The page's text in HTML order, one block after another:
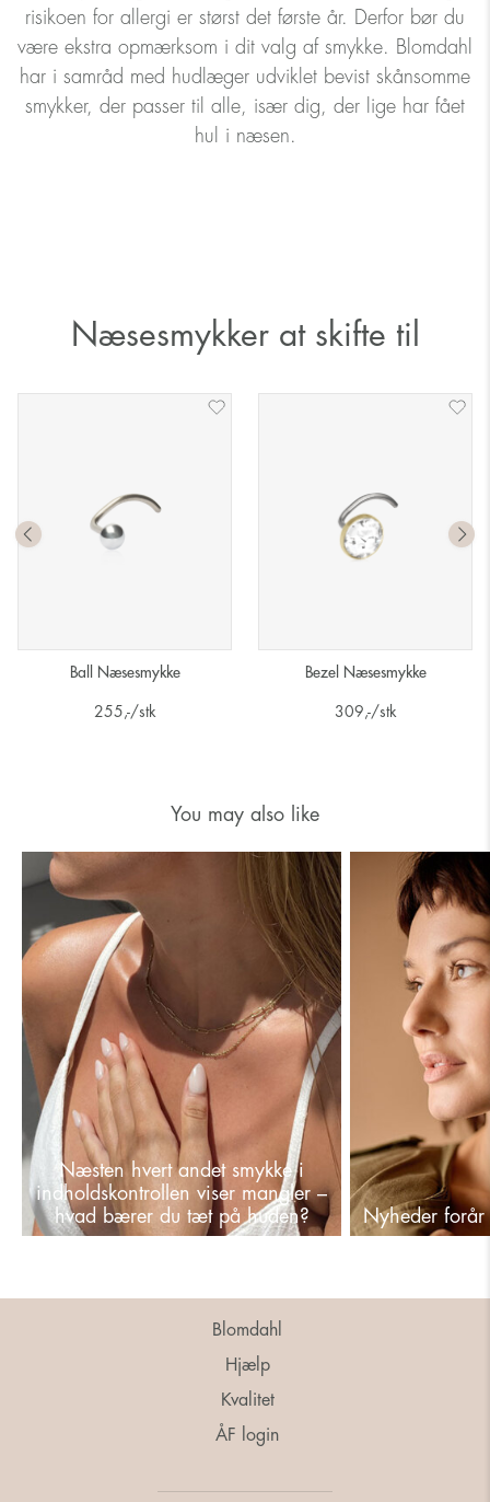
risikoen for allergi er størst det første år. Derfor bør du
være ekstra opmærksom i dit valg af smykke. Blomdahl
har i samråd med hudlæger udviklet bevist skånsomme
smykker, der passer til alle, især dig, der lige har fået
hul i næsen.
Næsesmykker at skifte til
Ball Næsesmykke
255 ,-/stk
Bezel Næsesmykke
309 ,-/stk
You may also like
Næsten hvert andet smykke i
indholdskontrollen viser mangler –
hvad bærer du tæt på huden?
Nyheder
Blomdahl
Hjælp
Kvalitet
ÅF login